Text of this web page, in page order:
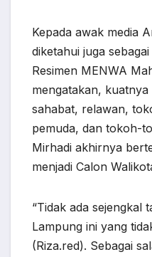
Kepada awak media
diketahui juga
Resimen MENWA
mengatakan,
sahabat, relawan,
pemuda, dan tokoh-
Mirhadi akhirnya
menjadi Calon
“Tidak ada sejengkal
Lampung ini yang
(Riza.red). Sebagai